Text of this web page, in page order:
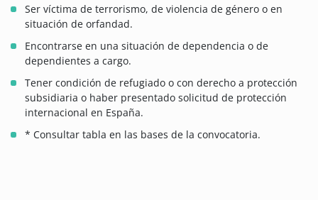
Ser víctima de terrorismo, de violencia de género o en
situación de orfandad.
Encontrarse en una situación de dependencia o de
dependientes a cargo.
Tener condición de refugiado o con derecho a protección
subsidiaria o haber presentado solicitud de protección
internacional en España.
* Consultar tabla en las bases de la convocatoria.